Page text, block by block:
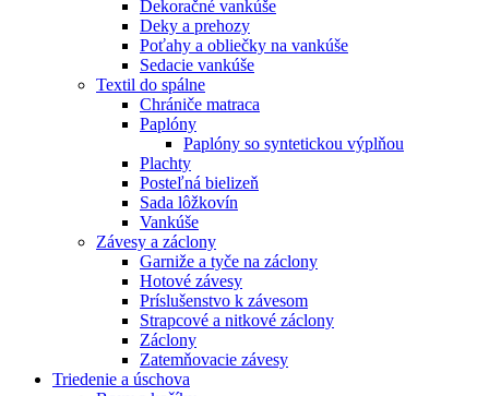
Dekoračné vankúše
Deky a prehozy
Poťahy a obliečky na vankúše
Sedacie vankúše
Textil do spálne
Chrániče matraca
Paplóny
Paplóny so syntetickou výplňou
Plachty
Posteľná bielizeň
Sada lôžkovín
Vankúše
Závesy a záclony
Garniže a tyče na záclony
Hotové závesy
Príslušenstvo k závesom
Strapcové a nitkové záclony
Záclony
Zatemňovacie závesy
Triedenie a úschova